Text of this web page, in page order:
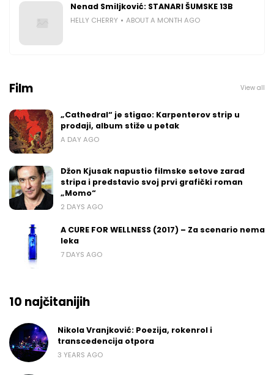
Nenad Smiljković: STANARI ŠUMSKE 13B
HELLY CHERRY ABOUT A MONTH AGO
Film View all
„Cathedral“ je stigao: Karpenterov strip u
prodaji, album stiže u petak
A DAY AGO
Džon Kjusak napustio filmske setove zarad
stripa i predstavio svoj prvi grafički roman
„Momo“
2 DAYS AGO
A CURE FOR WELLNESS (2017) – Za scenario nema
leka
7 DAYS AGO
10 najčitanijih
Nikola Vranjković: Poezija, rokenrol i
transcedencija otpora
3 YEARS AGO